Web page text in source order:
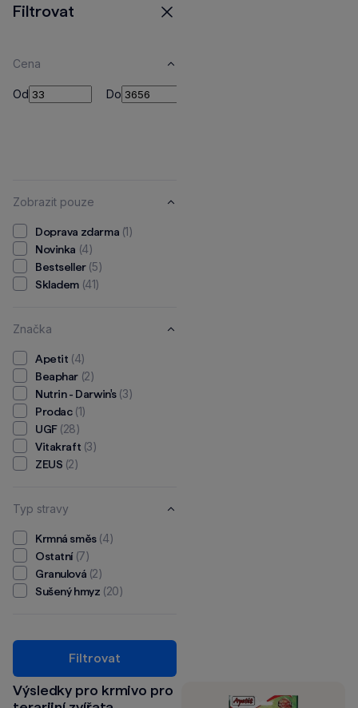
Výsledky pro krmivo pro
Filtrovat
Cena
Od Od Do Do
Zobrazit pouze
Doprava zdarma (1)
Novinka (4)
Bestseller (5)
Skladem (41)
Značka
Apetit (4)
Beaphar (2)
Nutrin - Darwin's (3)
Prodac (1)
UGF (28)
Vitakraft (3)
ZEUS (2)
Typ stravy
Krmná směs (4)
Ostatní (7)
Granulová (2)
Sušený hmyz (20)
Filtrovat